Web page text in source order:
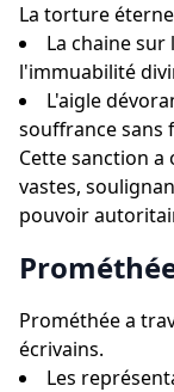
La torture
La chaine sur
l'immuabilité
L'aigle
souffrance sans
Cette sanction
vastes,
pouvoir
Prométhée a
écrivains.
Les